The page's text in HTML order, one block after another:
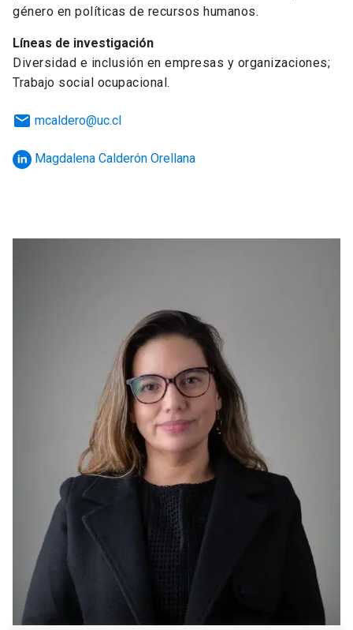
género en políticas de recursos humanos.
Líneas de investigación
Diversidad e inclusión en empresas y organizaciones;
Trabajo social ocupacional.
email mcaldero@uc.cl
Magdalena Calderón Orellana